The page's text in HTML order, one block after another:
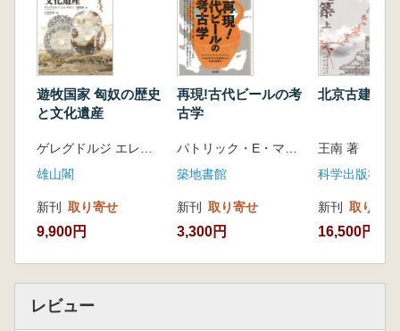
一、織女の霊的性格と鵲/二、中国の古代星
座「天津」が「鵲の橋」に相当/
三、黒白半々の上弦の月と、体色が黒白半々
の鵲
第六章 なぜ天の河を挟んで織女と牽牛が向か
い合うのか
の河と三途の川は機能が同じ
第七章 七夕伝説と羽衣伝説との類似性・互換
一、犬飼い星と羽衣伝説/二、彦星の三つ星
とオリオン座の三つ星/
三、「行方知らずのプレーヤド」と人間と結
ばれた天女/四、羽衣伝説と昴/まとめ
第八章 乞巧奠との関わり
遊牧国家 匈奴の歴史
と文化遺産
ゲレグドルジ エレグゼン 梁 時恩 著 大谷育恵 訳
雄山閣
新刊 取り寄せ
9,900円
再現!古代ビールの考
古学
パトリック・E・マクガヴァン 著 きはらちあき 訳
築地書館
新刊 取り寄せ
3,300円
北京古建築
新刊 取り寄せ
16,500円
レビュー